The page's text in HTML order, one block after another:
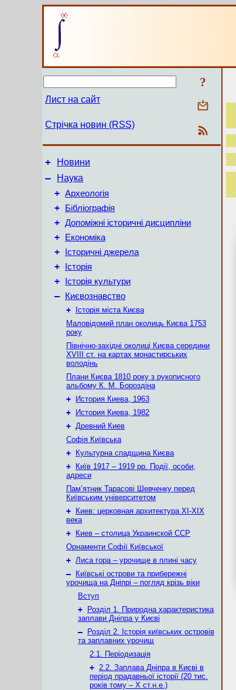
?
Лист на сайт
Стрічка новин (RSS)
+ Новини
–
Наука
+ Археологія
+ Бібліографія
+ Допоміжні історичні дисципліни
+ Економіка
+ Історичні джерела
+ Історія
+ Історія культури
– Києвознавство
+
Історія міста Києва
Маловідомий план околиць Києва 1753
року
Північно-західні околиці Києва середини
XVIII ст. на картах монастирських
володінь
Плани Києва 1810 року з рукописного
альбому К. М. Бороздіна
+
История Киева, 1963
+
История Киева, 1982
+ Древний Киев
Софія Київська
+
Культурна спадщина Києва
+
Київ 1917 – 1919 рр. Події, особи,
адреси
Пам’ятник Тарасові Шевченку перед
Київським університетом
+
Киев: церковная архитектура XI-XIX
века
+
Киев – столица Украинской ССР
Орнаменти Софії Київської
+ Лиса гора – урочище в плині часу
–
Київські острови та прибережні
урочища на Дніпрі – погляд крізь віки
Вступ
+
Розділ 1. Природна характеристика
заплави Дніпра у Києві
–
Розділ 2. Історія київських островів
та заплавних урочищ
2.1. Періодизація
+ 2.2. Заплава Дніпра в Києві в
період прадавньої історії (20 тис.
років тому – X ст.н.е.)